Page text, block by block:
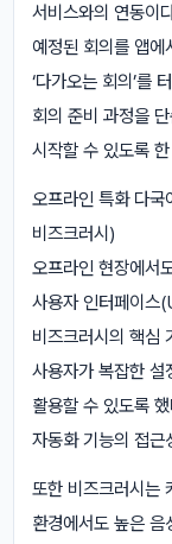
서비스와의 연동이
예정된 회의를 앱
‘다가오는 회의’를
회의 준비 과정을
시작할 수 있도록
오프라인 특화 다
비즈크러시)
오프라인 현장에서
사용자 인터페이스
비즈크러시의 핵심
사용자가 복잡한 설
활용할 수 있도록
자동화 기능의 접근
또한 비즈크러시는
환경에서도 높은